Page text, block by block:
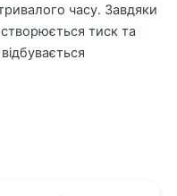
часу. Завдяки
тиск та